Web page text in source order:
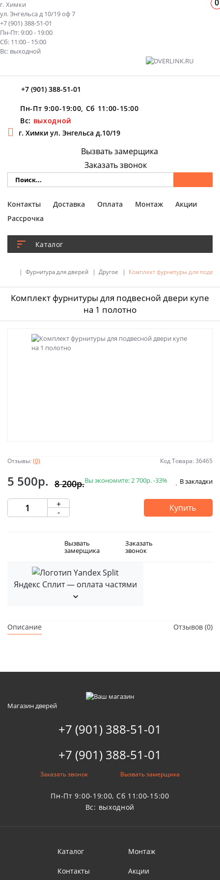
г. Химки
ул. Энгельса д 10/19 оф 7
+7 (901) 388-51-01
Пн-Пт: 9:00 - 19:00
Сб: 11:00 - 15:00
Вс: выходной
+7 (901) 388-51-01
Пн-Пт 9:00-19:00, Сб 11:00-15:00
Вс: выходной
г. Химки ул. Энгельса д.10/19
Каталог
Вызвать замерщика
Заказать звонок
Контакты Доставка Оплата Монтаж
Акции
Рассрочка
Фурнитура для дверей Другое Комплект фурнитуры для
Комплект фурнитуры для подвесной двери купе
на 1 полотно
Отзывы:(0) Код Товара: 36465
5 500р. 8 200р.Вы экономите: 2 700р.-33% В закладки
+
- Купить
Вызвать
замерщика
Заказать
звонок
Яндекс Сплит — оплата частями
Описание Отзывов (0)
Магазин дверей
+7 (901) 388-51-01
+7 (901) 388-51-01
Заказать звонок Вызвать замерщика
Пн-Пт 9:00-19:00, Сб 11:00-15:00
Вс: выходной
Каталог
Контакты
Монтаж
Акции
0